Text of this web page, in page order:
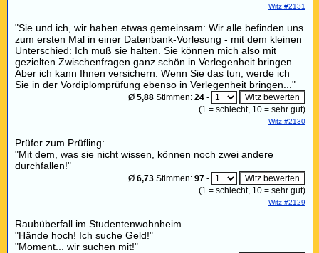
Witz #2131
"Sie und ich, wir haben etwas gemeinsam: Wir alle befinden uns
zum ersten Mal in einer Datenbank-Vorlesung - mit dem kleinen
Unterschied: Ich muß sie halten. Sie können mich also mit
gezielten Zwischenfragen ganz schön in Verlegenheit bringen.
Aber ich kann Ihnen versichern: Wenn Sie das tun, werde ich
Sie in der Vordiplomprüfung ebenso in Verlegenheit bringen..."
Ø 5,88 Stimmen: 24 -
(1 = schlecht, 10 = sehr gut)
Witz #2130
Prüfer zum Prüfling:
"Mit dem, was sie nicht wissen, können noch zwei andere
durchfallen!"
Ø 6,73 Stimmen: 97 -
(1 = schlecht, 10 = sehr gut)
Witz #2129
Raubüberfall im Studentenwohnheim.
"Hände hoch! Ich suche Geld!"
"Moment... wir suchen mit!"